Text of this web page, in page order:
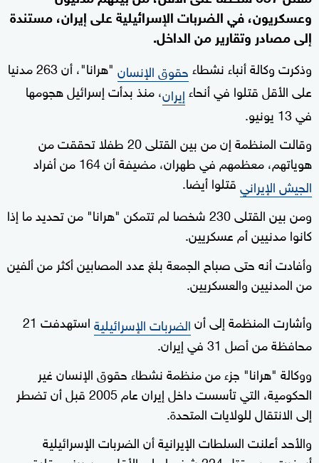
وعسكريون، في الضربات الإسرائيلية على إيران، مستندة
إلى مصادر وتقارير من الداخل.
وذكرت وكالة أنباء نشطاء حقوق الإنسان
"هرانا"، أن 263 مدنيا
على الأقل قتلوا في أنحاء إيران، منذ بدأت إسرائيل هجومها
في 13 يونيو.
وقالت المنظمة إن من بين القتلى 20 طفلا تحققت من
هوياتهم، معظمهم في طهران، مضيفة أن 164 من أفراد
الجيش الإيرانيقتلوا أيضا.
ومن بين القتلى 230 شخصا لم تتمكن "هرانا" من تحديد ما إذا
كانوا مدنيين أم عسكريين.
وأفادت أنه حتى صباح الجمعة بلغ عدد المصابين أكثر من ألفين
من المدنيين والعسكريين.
وأشارت المنظمة إلى أنالضربات الإسرائيلية
استهدفت 21
محافظة من أصل 31 في إيران.
ووكالة "هرانا" جزء من منظمة نشطاء حقوق الإنسان غير
الحكومية، التي تأسست داخل إيران عام 2005 قبل أن تضطر
إلى الانتقال للولايات المتحدة.
والأحد أعلنت السلطات الإيرانية أن الضربات الإسرائيلية